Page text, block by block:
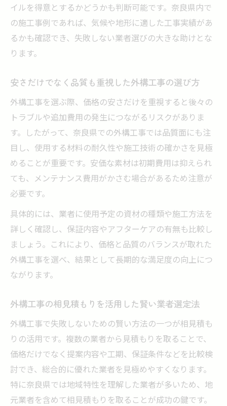
イルを得意とするかどうかも判断可能です。奈良県内で
の施工事例であれば、気候や地形に適した工事実績があ
るかも確認でき、失敗しない業者選びの大きな助けとな
ります。
安さだけでなく品質も重視した外構工事の選び方
外構工事を選ぶ際、価格の安さだけを重視すると後々の
トラブルや追加費用の発生につながるリスクがありま
す。したがって、奈良県での外構工事では品質面にも注
目し、使用する材料の耐久性や施工技術の確かさを見極
めることが重要です。安価な素材は初期費用は抑えられ
ても、メンテナンス費用がかさむ場合があるため注意が
必要です。
具体的には、業者に使用予定の資材の種類や施工方法を
詳しく確認し、保証内容やアフターケアの有無も比較し
ましょう。これにより、価格と品質のバランスが取れた
外構工事を選べ、結果として長期的な満足度の向上につ
ながります。
外構工事の相見積もりを活用した賢い業者選定法
外構工事で失敗しないための賢い方法の一つが相見積も
りの活用です。複数の業者から見積もりを取ることで、
価格だけでなく提案内容や工期、保証条件などを比較検
討でき、総合的に優れた業者を見極めやすくなります。
特に奈良県では地域特性を理解した業者が多いため、地
元業者を含めて相見積もりを取ることが成功の鍵です。